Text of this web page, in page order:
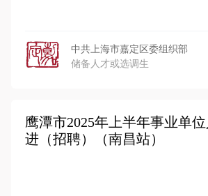
中共上海市嘉定区委组织部
储备人才或选调生
鹰潭市2025年上半年事业单位
进（招聘）（南昌站）